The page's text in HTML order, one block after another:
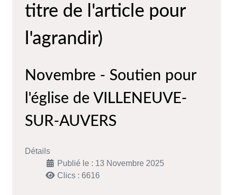
titre de l'article pour
l'agrandir)
Novembre - Soutien pour
l'église de VILLENEUVE-
SUR-AUVERS
Détails
Publié le : 13 Novembre 2025
Clics : 6616